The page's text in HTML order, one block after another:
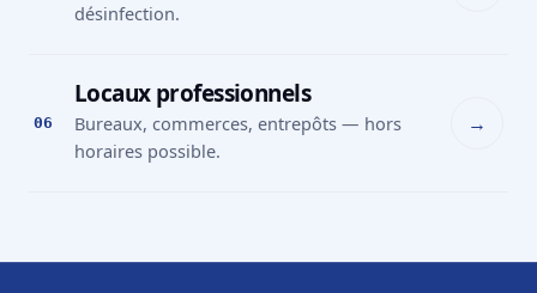
désinfection.
06
Locaux professionnels
Bureaux, commerces, entrepôts — hors
horaires possible.
→